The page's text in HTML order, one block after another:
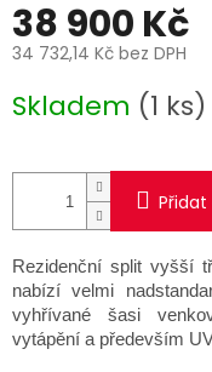
38 900 Kč
34 732,14 Kč bez DPH
cena:
Skladem (1 ks)
Přidat
Rezidenční split vyšší
nabízí velmi
vyhřívané šasi
vytápění a především